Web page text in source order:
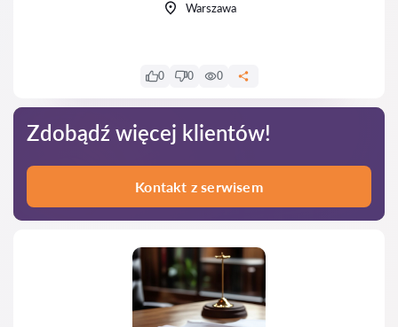
Warszawa
0 0 0
Zdobądź więcej klientów!
Kontakt z serwisem